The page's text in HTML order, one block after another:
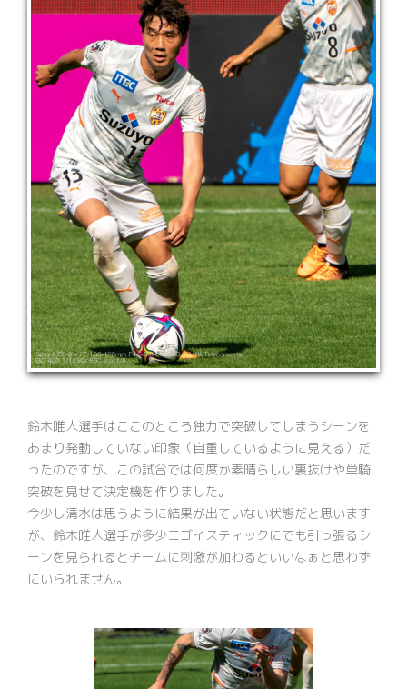
鈴木唯人選手はここのところ独力で突破してしまうシーンを
あまり発動していない印象（自重しているように見える）だ
ったのですが、この試合では何度か素晴らしい裏抜けや単騎
突破を見せて決定機を作りました。
今少し清水は思うように結果が出ていない状態だと思います
が、鈴木唯人選手が多少エゴイスティックにでも引っ張るシ
ーンを見られるとチームに刺激が加わるといいなぁと思わず
にいられません。